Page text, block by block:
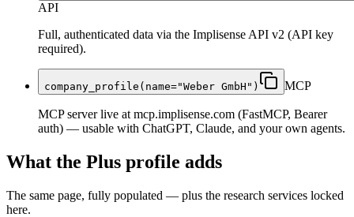
API
Full, authenticated data via the Implisense API v2 (API key
required).
company_profile(name="Weber GmbH") MCP
MCP server live at mcp.implisense.com (FastMCP, Bearer
auth) — usable with ChatGPT, Claude, and your own agents.
What the Plus profile adds
The same page, fully populated — plus the research services locked
here.